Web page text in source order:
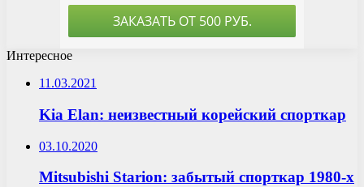
Интересное
11.03.2021
Kia Elan: неизвестный корейский спорткар
03.10.2020
Mitsubishi Starion: забытый спорткар 1980-х